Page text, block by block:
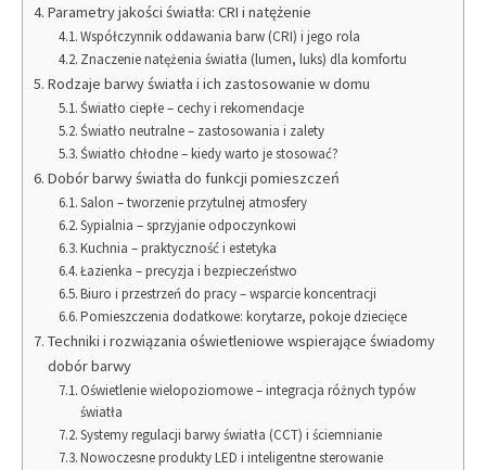
Parametry jakości światła: CRI i natężenie
Współczynnik oddawania barw (CRI) i jego rola
Znaczenie natężenia światła (lumen, luks) dla komfortu
Rodzaje barwy światła i ich zastosowanie w domu
Światło ciepłe – cechy i rekomendacje
Światło neutralne – zastosowania i zalety
Światło chłodne – kiedy warto je stosować?
Dobór barwy światła do funkcji pomieszczeń
Salon – tworzenie przytulnej atmosfery
Sypialnia – sprzyjanie odpoczynkowi
Kuchnia – praktyczność i estetyka
Łazienka – precyzja i bezpieczeństwo
Biuro i przestrzeń do pracy – wsparcie koncentracji
Pomieszczenia dodatkowe: korytarze, pokoje dziecięce
Techniki i rozwiązania oświetleniowe wspierające świadomy
dobór barwy
Oświetlenie wielopoziomowe – integracja różnych typów
światła
Systemy regulacji barwy światła (CCT) i ściemnianie
Nowoczesne produkty LED i inteligentne sterowanie